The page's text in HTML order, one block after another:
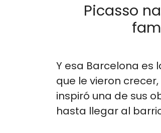
Picasso
Y esa Barcelona es
que le vieron
inspiró una de sus
hasta llegar al